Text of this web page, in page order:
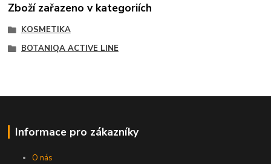
Zboží zařazeno v kategoriích
KOSMETIKA
BOTANIQA ACTIVE LINE
Informace pro zákazníky
O nás